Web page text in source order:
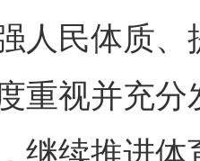
人民体质
重视并充
继续推进